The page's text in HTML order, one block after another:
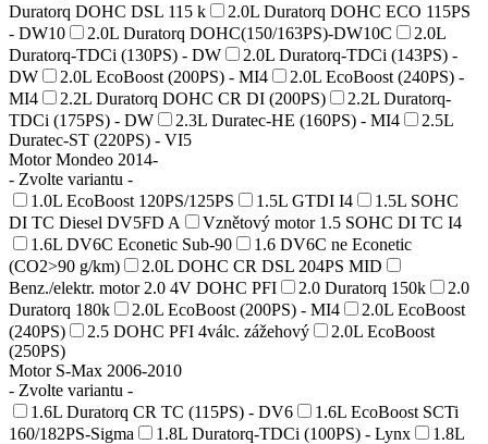
Duratorq DOHC DSL 115 k
2.0L Duratorq DOHC ECO 115PS
- DW10
2.0L Duratorq DOHC(150/163PS)-DW10C
2.0L
Duratorq-TDCi (130PS) - DW
2.0L Duratorq-TDCi (143PS) -
DW
2.0L EcoBoost (200PS) - MI4
2.0L EcoBoost (240PS) -
MI4
2.2L Duratorq DOHC CR DI (200PS)
2.2L Duratorq-
TDCi (175PS) - DW
2.3L Duratec-HE (160PS) - MI4
2.5L
Duratec-ST (220PS) - VI5
Motor Mondeo 2014-
- Zvolte variantu -
1.0L EcoBoost 120PS/125PS
1.5L GTDI I4
1.5L SOHC
DI TC Diesel DV5FD A
Vznětový motor 1.5 SOHC DI TC I4
1.6L DV6C Econetic Sub-90
1.6 DV6C ne Econetic
(CO2>90 g/km)
2.0L DOHC CR DSL 204PS MID
Benz./elektr. motor 2.0 4V DOHC PFI
2.0 Duratorq 150k
2.0
Duratorq 180k
2.0L EcoBoost (200PS) - MI4
2.0L EcoBoost
(240PS)
2.5 DOHC PFI 4válc. zážehový
2.0L EcoBoost
(250PS)
Motor S-Max 2006-2010
- Zvolte variantu -
1.6L Duratorq CR TC (115PS) - DV6
1.6L EcoBoost SCTi
160/182PS-Sigma
1.8L Duratorq-TDCi (100PS) - Lynx
1.8L